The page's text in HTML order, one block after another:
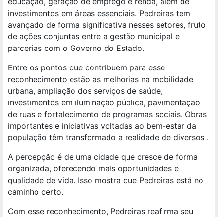
investimentos em áreas essenciais. Pedreiras tem
avançado de forma significativa nesses setores, fruto
de ações conjuntas entre a gestão municipal e
parcerias com o Governo do Estado.
Entre os pontos que contribuem para esse
reconhecimento estão as melhorias na mobilidade
urbana, ampliação dos serviços de saúde,
investimentos em iluminação pública, pavimentação
de ruas e fortalecimento de programas sociais. Obras
importantes e iniciativas voltadas ao bem-estar da
população têm transformado a realidade de diversos .
A percepção é de uma cidade que cresce de forma
organizada, oferecendo mais oportunidades e
qualidade de vida. Isso mostra que Pedreiras está no
caminho certo.
Com esse reconhecimento, Pedreiras reafirma seu